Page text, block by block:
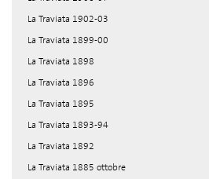
La Traviata 1902-03
La Traviata 1899-00
La Traviata 1898
La Traviata 1896
La Traviata 1895
La Traviata 1893-94
La Traviata 1892
La Traviata 1885 ottobre